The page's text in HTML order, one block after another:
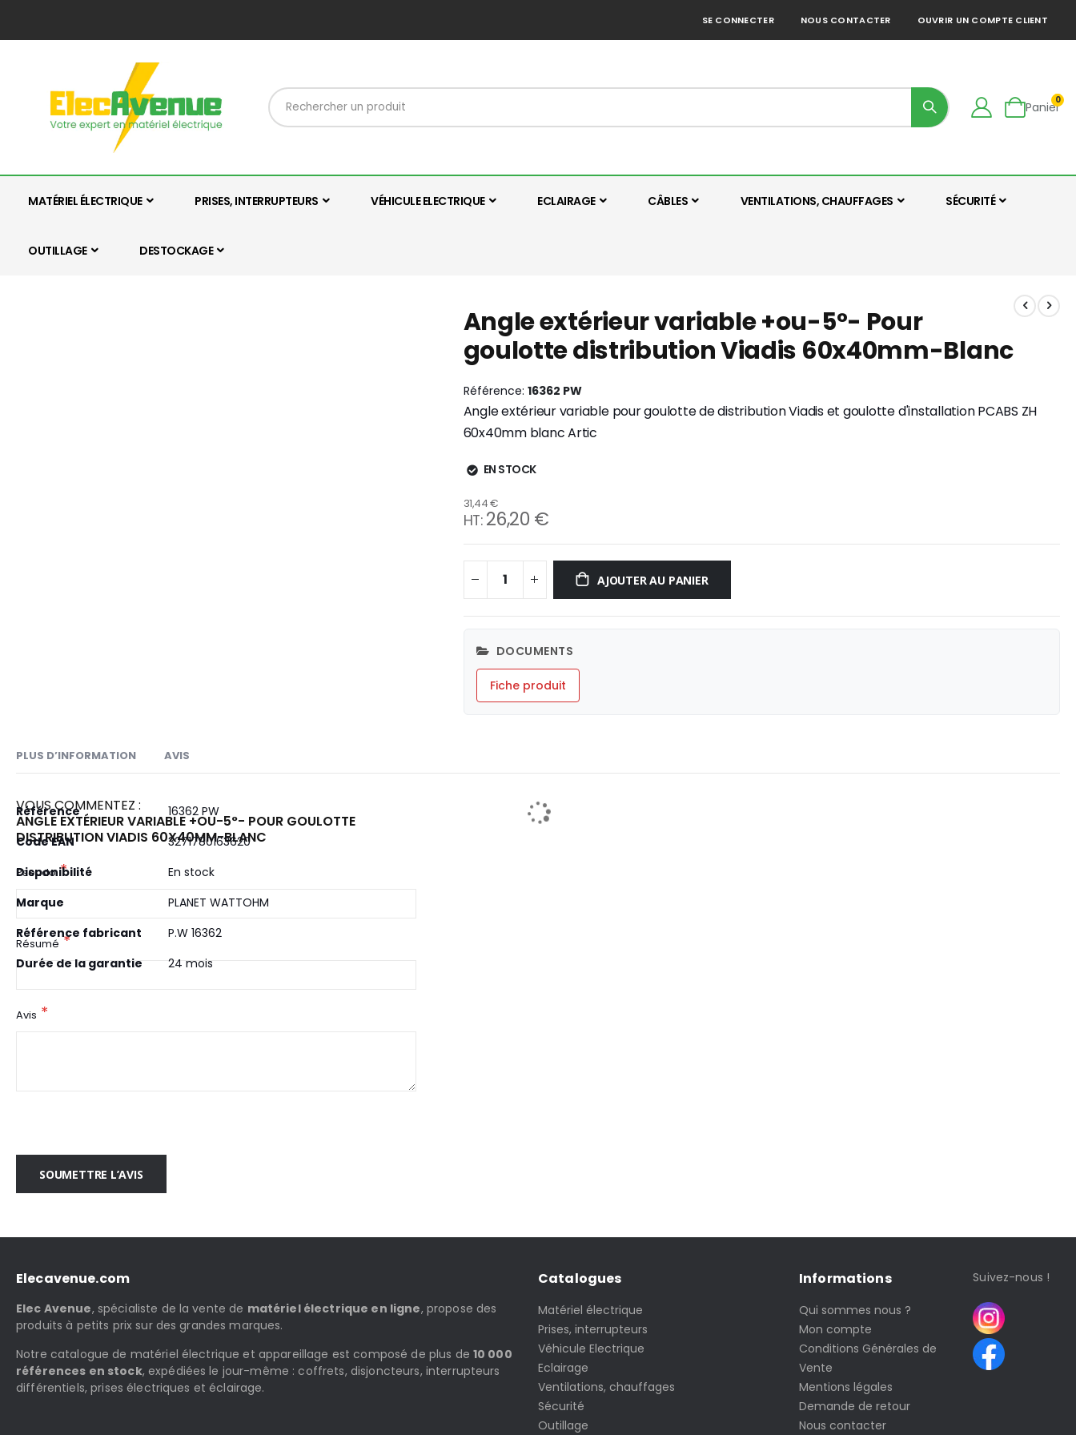
SE CONNECTER NOUS CONTACTER OUVRIR UN COMPTE CLIENT
Panier
0
MATÉRIEL ÉLECTRIQUE PRISES, INTERRUPTEURS VÉHICULE ELECTRIQUE ECLAIRAGE CÂBLES VENTILATIONS, CHAUFFAGES SÉCURITÉ
OUTILLAGE DESTOCKAGE
Angle extérieur variable +ou-5°- Pour
goulotte distribution Viadis 60x40mm-Blanc
Référence 16362 PW
Angle extérieur variable pour goulotte de distribution Viadis et goulotte d'installation PCABS ZH
60x40mm blanc Artic
EN STOCK
31,44 €
26,20 €
AJOUTER AU PANIER
DOCUMENTS
Fiche produit
PLUS D’INFORMATION
Plus
d’information
Référence
16362 PW
Code EAN
3271780163620
Disponibilité
En stock
Marque
PLANET WATTOHM
Référence fabricant
P.W 16362
Durée de la garantie
24 mois
AVIS
VOUS COMMENTEZ :
ANGLE EXTÉRIEUR VARIABLE +OU-5°- POUR GOULOTTE
DISTRIBUTION VIADIS 60X40MM-BLANC
Pseudo
Résumé
Avis
SOUMETTRE L’AVIS
Elecavenue.com
Elec Avenue, spécialiste de la vente de matériel électrique en ligne, propose des
produits à petits prix sur des grandes marques.
Notre catalogue de matériel électrique et appareillage est composé de plus de 10 000
références en stock, expédiées le jour-même : coffrets, disjoncteurs, interrupteurs
différentiels, prises électriques et éclairage.
Catalogues
Matériel électrique
Prises, interrupteurs
Véhicule Electrique
Eclairage
Ventilations, chauffages
Sécurité
Outillage
Informations
Qui sommes nous ?
Mon compte
Conditions Générales de
Vente
Mentions légales
Demande de retour
Nous contacter
Suivez-nous !